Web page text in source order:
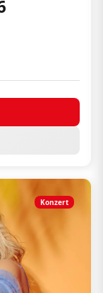
Konzert